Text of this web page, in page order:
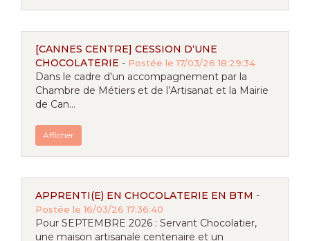
[CANNES CENTRE] CESSION D‘UNE
CHOCOLATERIE - Postée le 17/03/26 18:29:34
Dans le cadre d'un accompagnement par la
Chambre de Métiers et de l’Artisanat et la Mairie
de Can...
Afficher
APPRENTI(E) EN CHOCOLATERIE EN BTM -
Postée le 16/03/26 17:36:40
Pour SEPTEMBRE 2026 : Servant Chocolatier,
une maison artisanale centenaire et un